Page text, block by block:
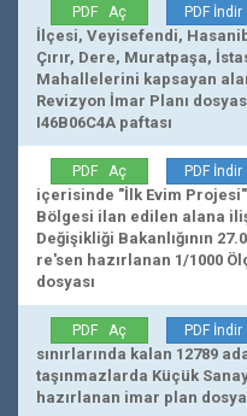
PDF Aç PDF İndir
İlçesi, Veyisefendi,
Çırır, Dere, Muratpaşa,
Mahallelerini kapsayan
Revizyon İmar Planı
I46B06C4A paftası
PDF Aç PDF İndir
içerisinde "İlk Evim
Bölgesi ilan edilen alana
Değişikliği Bakanlığının
re'sen hazırlanan 1/1000
dosyası
PDF Aç PDF İndir
sınırlarında kalan 12789
taşınmazlarda Küçük
hazırlanan imar plan